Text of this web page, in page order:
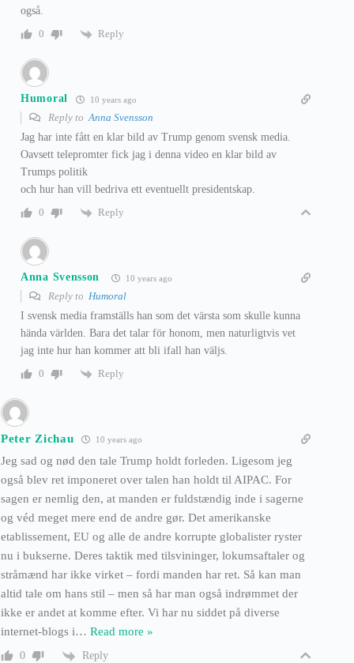
også.
0
Reply
Humoral 10 years ago
Reply to Anna Svensson
Jag har inte fått en klar bild av Trump genom svensk media.
Oavsett telepromter fick jag i denna video en klar bild av
Trumps politik
och hur han vill bedriva ett eventuellt presidentskap.
0
Reply
Anna Svensson 10 years ago
Reply to Humoral
I svensk media framställs han som det värsta som skulle kunna
hända världen. Bara det talar för honom, men naturligtvis vet
jag inte hur han kommer att bli ifall han väljs.
0
Reply
Peter Zichau 10 years ago
Jeg sad og nød den tale Trump holdt forleden. Ligesom jeg
også blev ret imponeret over talen han holdt til AIPAC. For
sagen er nemlig den, at manden er fuldstændig inde i sagerne
og véd meget mere end de andre gør. Det amerikanske
etablissement, EU og alle de andre korrupte globalister ryster
nu i bukserne. Deres taktik med tilsvininger, lokumsaftaler og
stråmænd har ikke virket – fordi manden har ret. Så kan man
altid tale om hans stil – men så har man også indrømmet der
ikke er andet at komme efter. Vi har nu siddet på diverse
internet-blogs i… Read more »
0 Reply